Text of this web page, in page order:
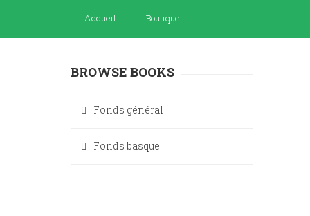
Accueil Boutique
BROWSE BOOKS
Fonds général
Fonds basque